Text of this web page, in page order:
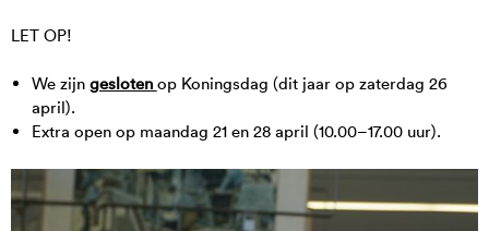
LET OP!
We zijn gesloten op Koningsdag (dit jaar op zaterdag 26
april).
Extra open op maandag 21 en 28 april (10.00–17.00 uur).